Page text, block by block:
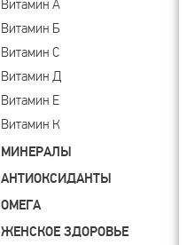
Витамин А
Витамин Б
Витамин С
Витамин Д
Витамин Е
Витамин К
МИНЕРАЛЫ
АНТИОКСИДАНТЫ
ОМЕГА
ЖЕНСКОЕ ЗДОРОВЬЕ